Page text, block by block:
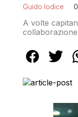
Guido Iodice
A volte